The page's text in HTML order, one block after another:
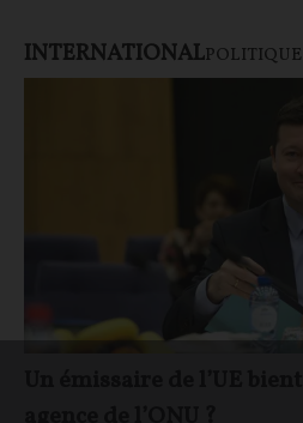
INTERNATIONALPOLITIQUE